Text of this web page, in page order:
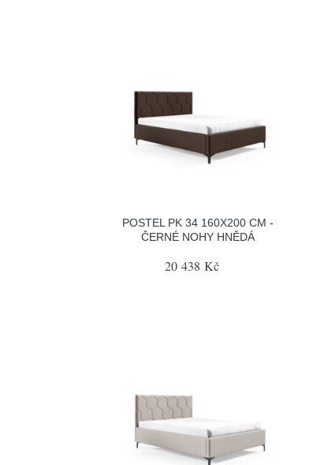
POSTEL PK 34 160X200 CM -
ČERNÉ NOHY HNĚDÁ
20 438 Kč